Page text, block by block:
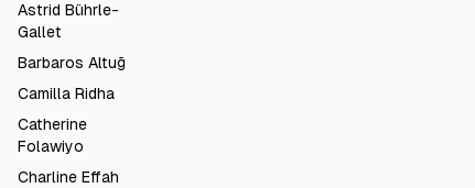
Astrid Bührle-
Gallet
Barbaros Altuğ
Camilla Ridha
Catherine
Folawiyo
Charline Effah